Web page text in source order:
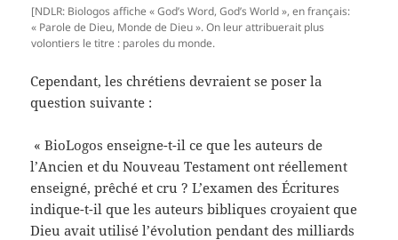
[NDLR: Biologos affiche « God’s Word, God’s World », en français:
« Parole de Dieu, Monde de Dieu ». On leur attribuerait plus
volontiers le titre : paroles du monde.
Cependant, les chrétiens devraient se poser la
question suivante :
« BioLogos enseigne-t-il ce que les auteurs de
l’Ancien et du Nouveau Testament ont réellement
enseigné, prêché et cru ? L’examen des Écritures
indique-t-il que les auteurs bibliques croyaient que
Dieu avait utilisé l’évolution pendant des milliards